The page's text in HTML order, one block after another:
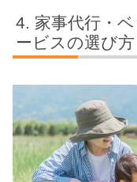
家事代行・
ービスの選び方